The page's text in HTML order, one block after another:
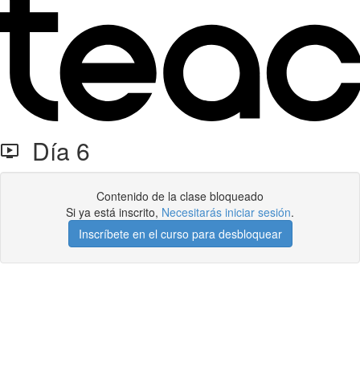
Día 6
Contenido de la clase bloqueado
Si ya está inscrito, Necesitarás iniciar sesión.
Inscríbete en el curso para desbloquear